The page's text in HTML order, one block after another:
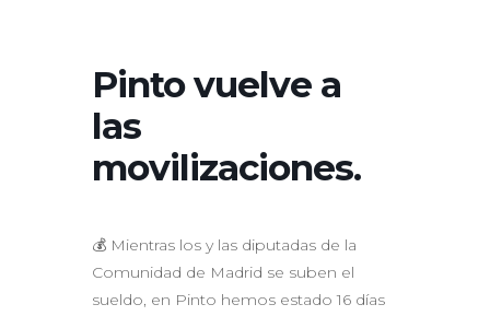
Pinto vuelve a
las
movilizaciones.
💰 Mientras los y las diputadas de la
Comunidad de Madrid se suben el
sueldo, en Pinto hemos estado 16 días